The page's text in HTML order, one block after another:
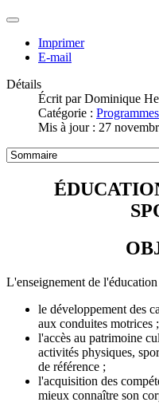
Imprimer
E-mail
Détails
Écrit parDominique
Catégorie : Programmes
Mis à jour : 27
L'enseignement de
le développement des
aux conduites motrices ;
l'accès au patrimoine
activités physiques,
de référence ;
l'acquisition des
mieux connaître son